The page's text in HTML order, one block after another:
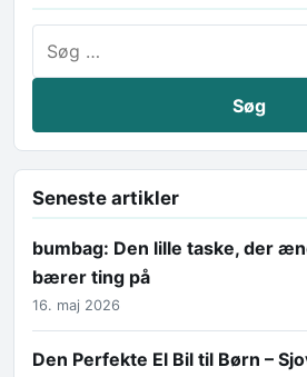
Seneste artikler
bumbag: Den lille taske, der
bærer ting på
16. maj 2026
Den Perfekte El Bil til Børn –